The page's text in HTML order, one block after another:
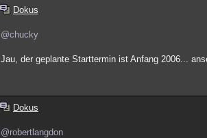
Dokus
@chucky
Jau, der geplante Starttermin ist Anfang 2006...
Dokus
@robertlangdon